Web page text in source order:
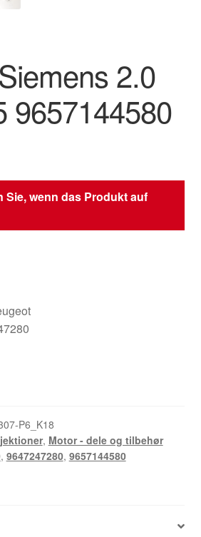
2.0
9657144580
Sie, wenn das Produkt auf
P6_K18
, Motor - dele og tilbehør
, 9647247280, 9657144580